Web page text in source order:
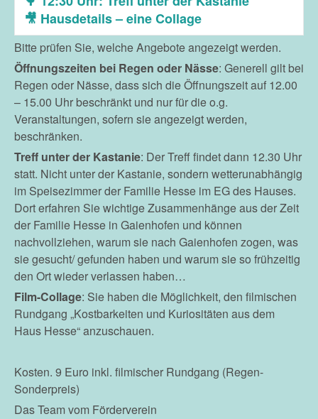
🎥 Hausdetails – eine Collage
Bitte prüfen Sie, welche Angebote angezeigt werden.
Öffnungszeiten bei Regen oder Nässe: Generell gilt bei
Regen oder Nässe, dass sich die Öffnungszeit auf 12.00
– 15.00 Uhr beschränkt und nur für die o.g.
Veranstaltungen, sofern sie angezeigt werden,
beschränken.
Treff unter der Kastanie: Der Treff findet dann 12.30 Uhr
statt. Nicht unter der Kastanie, sondern wetterunabhängig
im Speisezimmer der Familie Hesse im EG des Hauses.
Dort erfahren Sie wichtige Zusammenhänge aus der Zeit
der Familie Hesse in Gaienhofen und können
nachvollziehen, warum sie nach Gaienhofen zogen, was
sie gesucht/ gefunden haben und warum sie so frühzeitig
den Ort wieder verlassen haben…
Film-Collage: Sie haben die Möglichkeit, den filmischen
Rundgang „Kostbarkeiten und Kuriositäten aus dem
Haus Hesse“ anzuschauen.
Kosten. 9 Euro inkl. filmischer Rundgang (Regen-
Sonderpreis)
Das Team vom Förderverein